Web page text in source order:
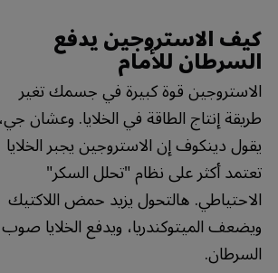
كيف الاستروجين يدفع
السرطان للأمام
الاستروجين قوة كبيرة في جسمك تغير
طريقة إنتاج الطاقة في الخلايا. وعشان جي،
يقول دينكوف إن الاستروجين يجبر الخلايا
تعتمد أكثر على نظام "تحلل السكر"
الاحتياطي. هالتحول يزيد حمض اللاكتيك
ويضعف الميتوكندريا، ويدفع الخلايا صوب
السرطان.